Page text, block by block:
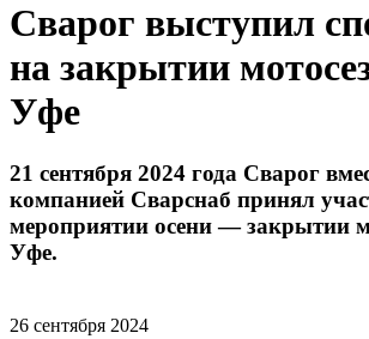
Сварог выступил
на закрытии
Уфе
21 сентября 2024 года Сварог
компанией Сварснаб принял
мероприятии осени — закрытии
Уфе.
26 сентября 2024